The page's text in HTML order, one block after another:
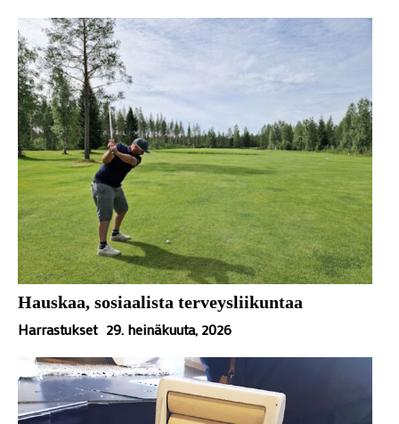
Hauskaa, sosiaalista terveysliikuntaa
Harrastukset 29. heinäkuuta, 2026